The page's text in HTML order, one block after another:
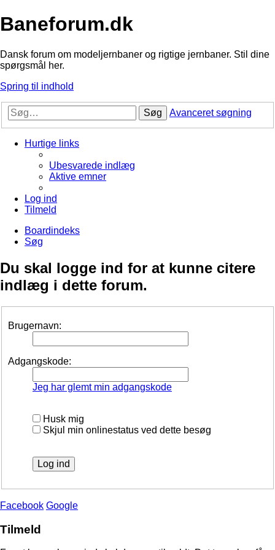
Baneforum.dk
Dansk forum om modeljernbaner og rigtige jernbaner. Stil dine
spørgsmål her.
Spring til indhold
Søg Avanceret søgning
Hurtige links
Ubesvarede indlæg
Aktive emner
Log ind
Tilmeld
Boardindeks
Søg
Du skal logge ind for at kunne citere
indlæg i dette forum.
Brugernavn:
Adgangskode:
Jeg har glemt min adgangskode
Husk mig
Skjul min onlinestatus ved dette besøg
Facebook Google
Tilmeld